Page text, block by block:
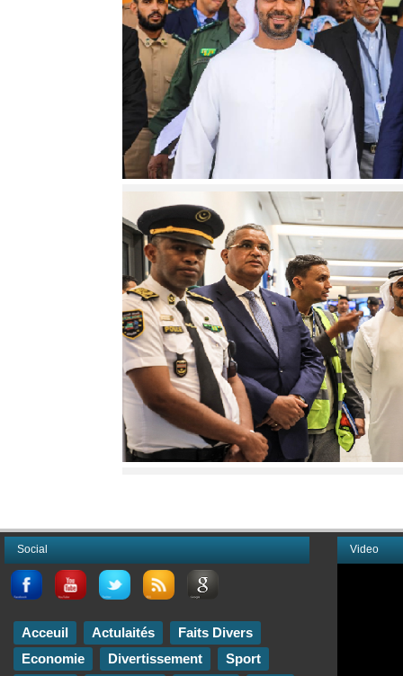
Video
Social
Acceuil Actulaités
Faits Divers
Economie
Divertissement
Sport